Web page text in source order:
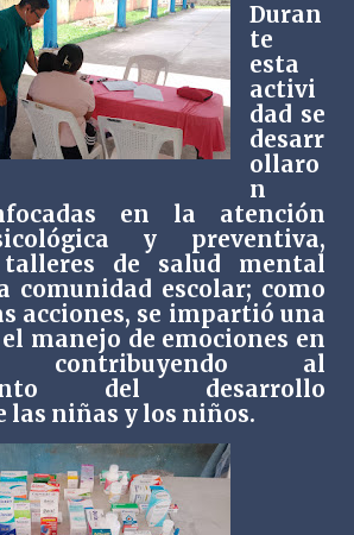
Duran
te
esta
activi
dad se
desarr
ollaro
n
en la atención
y preventiva,
de salud mental
comunidad escolar; como
acciones, se impartió una
manejo de emociones en
contribuyendo al
del desarrollo
las niñas y los niños.